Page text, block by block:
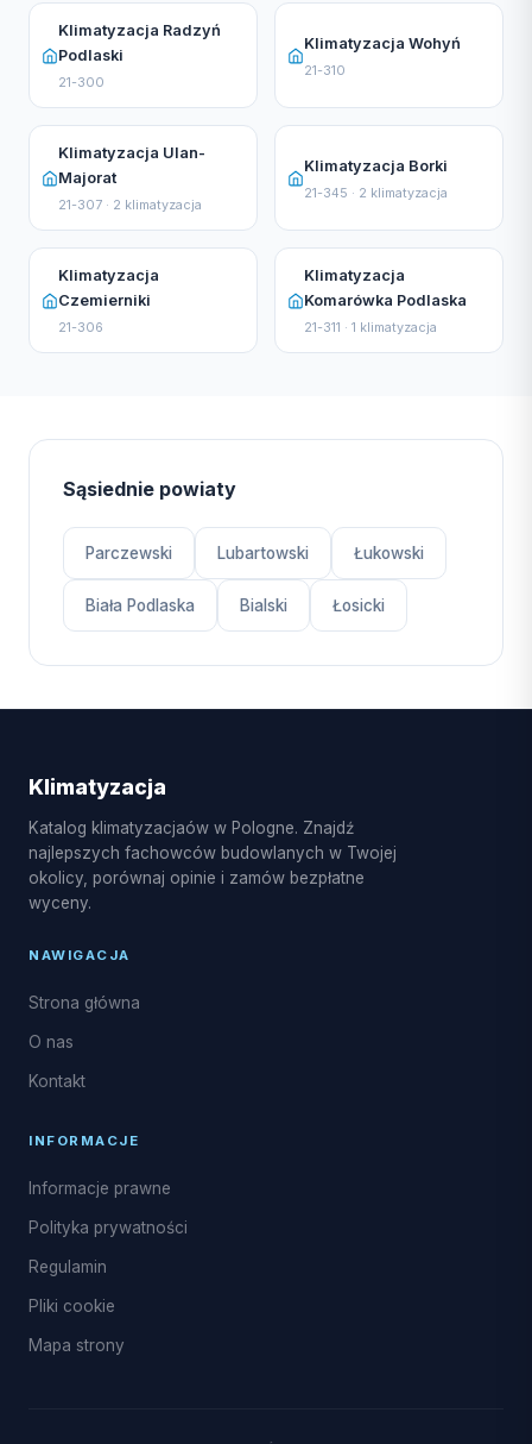
Klimatyzacja Radzyń
Podlaski
21-300
Klimatyzacja Wohyń
21-310
Klimatyzacja Ulan-
Majorat
21-307 · 2 klimatyzacja
Klimatyzacja Borki
21-345 · 2 klimatyzacja
Klimatyzacja
Czemierniki
21-306
Klimatyzacja
Komarówka Podlaska
21-311 · 1 klimatyzacja
Sąsiednie powiaty
Parczewski Lubartowski Łukowski
Biała Podlaska Bialski Łosicki
Klimatyzacja
Katalog klimatyzacjaów w Pologne. Znajdź
najlepszych fachowców budowlanych w Twojej
okolicy, porównaj opinie i zamów bezpłatne
wyceny.
NAWIGACJA
Strona główna
O nas
Kontakt
INFORMACJE
Informacje prawne
Polityka prywatności
Regulamin
Pliki cookie
Mapa strony